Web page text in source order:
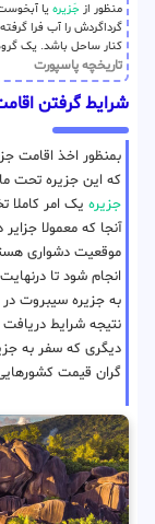
منظور از جَزیره یا
گرداگردش را آب فرا
کنار ساحل باشد. یک گروه
تاریخچه پاسپورت
شرایط گرفتن
بمنظور اخذ اقامت
که این جزیره تحت
جزیره یک امر
آنجا که معمولا
موقعیت دشواری
انجام شود تا
به جزیره سیبروت در
نتیجه شرایط
دیگری که سفر به
گران قیمت